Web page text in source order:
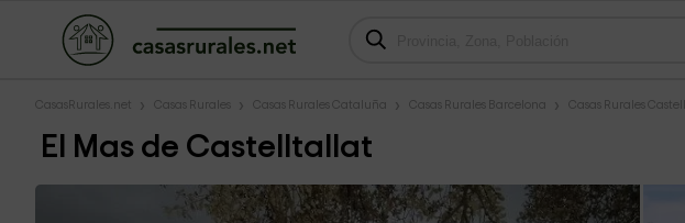
CasasRurales.net Casas Rurales Casas Rurales Cataluña Casas Rurales Barcelona Casas Rurales
El Mas de Castelltallat